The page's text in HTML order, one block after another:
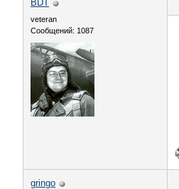
BDT
veteran
Сообщений: 1087
gringo